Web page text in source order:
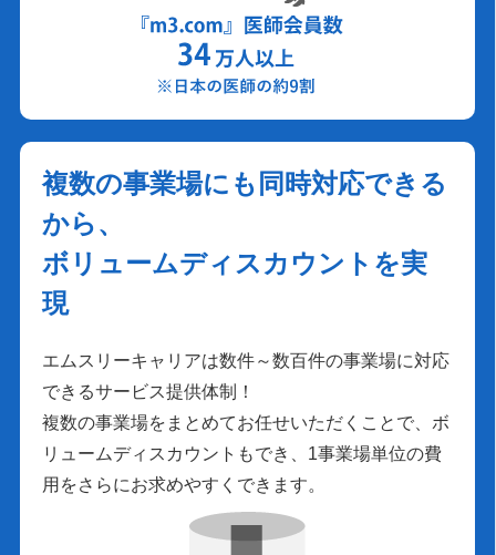
複数の事業場にも同時対応できる
から、
ボリュームディスカウントを実
現
エムスリーキャリアは数件～数百件の事業場に対応
できるサービス提供体制！
複数の事業場をまとめてお任せいただくことで、ボ
リュームディスカウントもでき、1事業場単位の費
用をさらにお求めやすくできます。